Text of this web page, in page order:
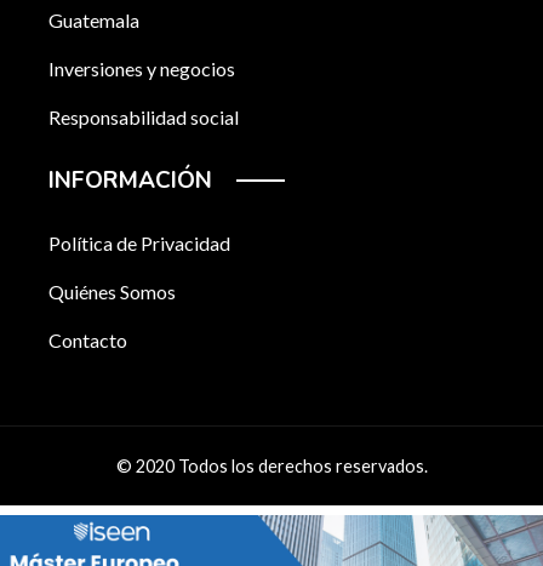
Guatemala
Inversiones y negocios
Responsabilidad social
INFORMACIÓN
Política de Privacidad
Quiénes Somos
Contacto
© 2020 Todos los derechos reservados.